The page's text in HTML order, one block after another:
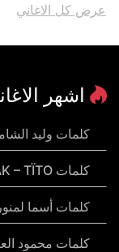
عرض كل الاغاني
اشهر
كلمات وليد
كلمات DAK – TÏTO
كلمات أسما
كلمات محمود